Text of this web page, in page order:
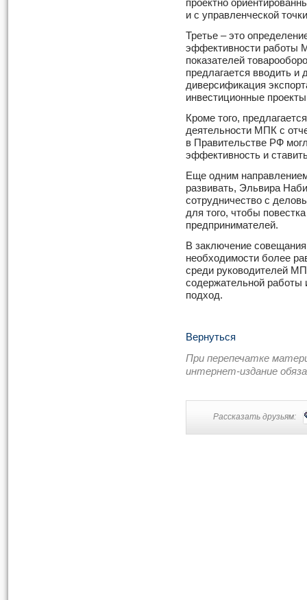
проектно
и с управленческой
Третье – это
эффективности работы
показателей
предлагается вводить и
диверсификация
инвестиционные
Кроме того,
деятельности МПК с
в Правительстве РФ
эффективность и
Еще одним
развивать, Эльвира
сотрудничество с
для того, чтобы
предпринимателей.
В заключение
необходимости более
среди руководителей
содержательной
подход.
Вернуться
При перепечатке
интернет-издание
Рассказать друзьям: